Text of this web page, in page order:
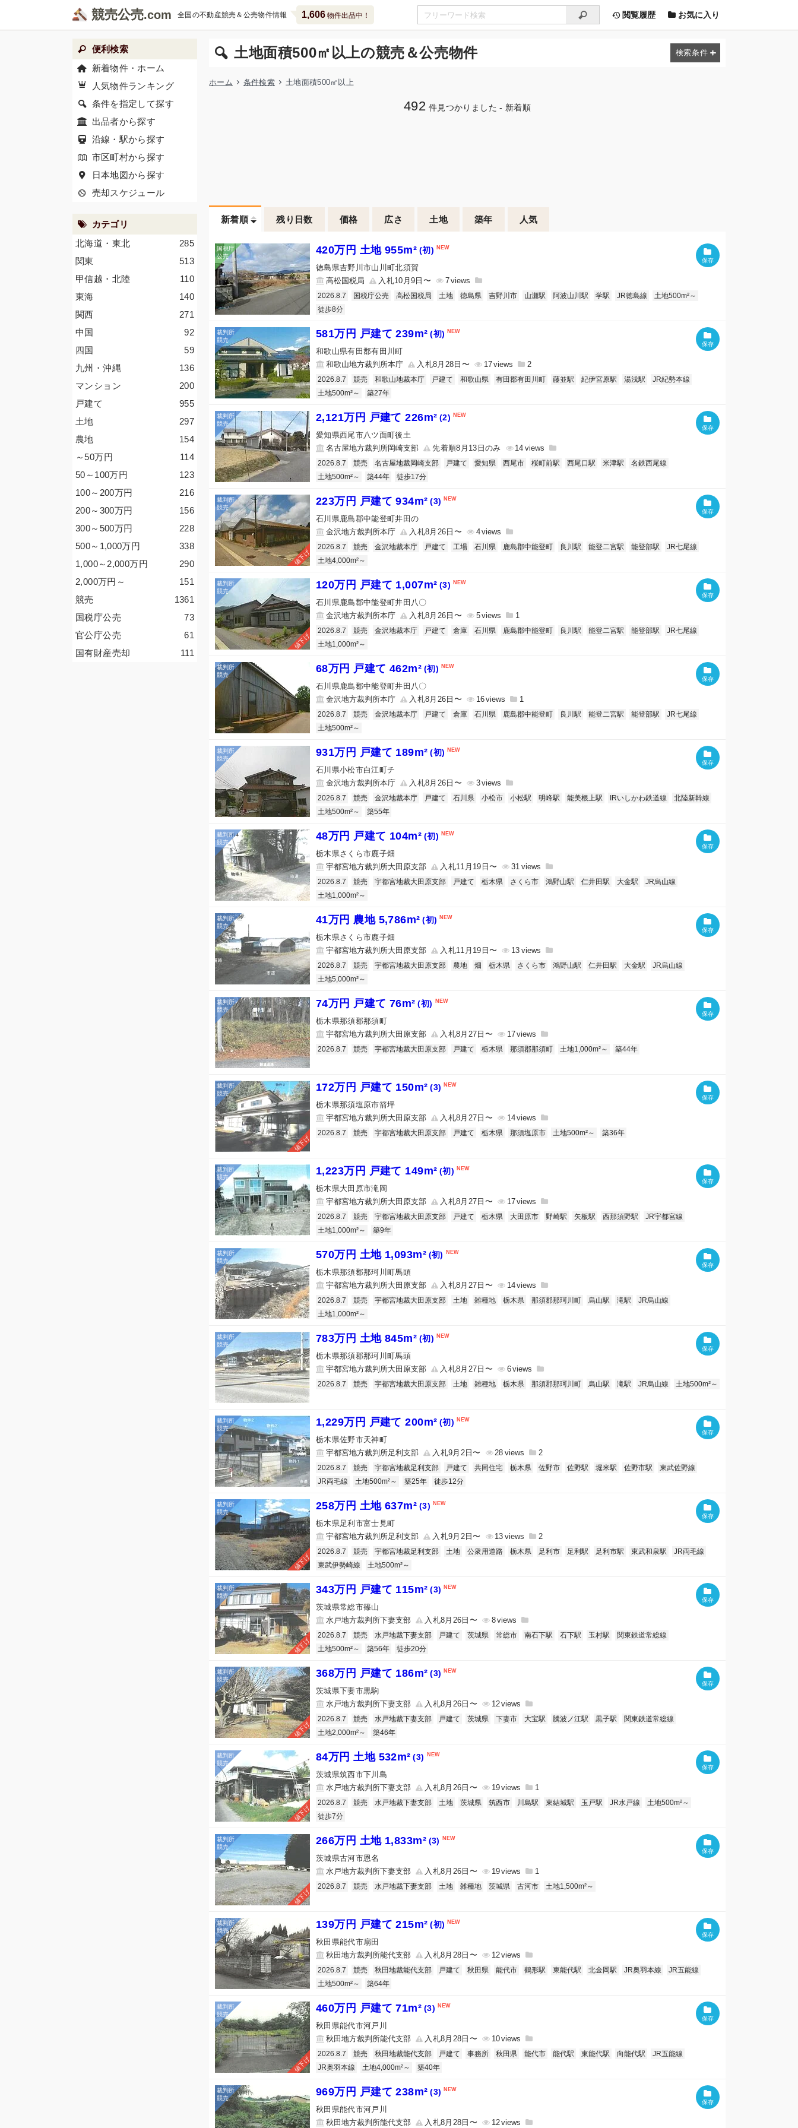
競売公売 全国の不動産競売＆公売物件情報 1,606物件出品中！ 閲覧履歴 お気に入り
土地面積500㎡以上の競売＆公売物件
ホーム 条件検索 土地面積500㎡以上
492 件見つかりました - 新着順
新着順 残り日数 価格 広さ 土地 築年 人気
420万円 土地 955m² (初)
徳島県吉野川市山川町北須賀
高松国税局
入札10月9日〜 7
2026.8.7 国税庁公売 高松国税局 土地 徳島県 吉野川市 山瀬駅 阿波山川駅 学駅 JR徳島線
土地500m²～
徒歩8分
581万円 戸建て 239m² (初)
和歌山県有田郡有田川町
和歌山地方裁判所本庁
入札8月28日〜 17 2
2026.8.7 競売 和歌山地裁本庁 戸建て 和歌山県 有田郡有田川町 藤並駅 紀伊宮原駅 湯浅駅
JR紀勢本線
土地500m²～
築27年
2,121万円 戸建て 226m² (2)
愛知県西尾市八ツ面町後土
名古屋地方裁判所岡崎支部
先着順8月13日のみ 14
2026.8.7 競売 名古屋地裁岡崎支部 戸建て 愛知県 西尾市 桜町前駅 西尾口駅 米津駅
名鉄西尾線
土地500m²～
築44年 徒歩17分
値下げ
223万円 戸建て 934m² (3)
石川県鹿島郡中能登町井田の
金沢地方裁判所本庁
入札8月26日〜 4
2026.8.7 競売 金沢地裁本庁 戸建て 工場 石川県 鹿島郡中能登町 良川駅 能登二宮駅 能登部駅
JR七尾線
土地4,000m²～
値下げ
120万円 戸建て 1,007m² (3)
石川県鹿島郡中能登町井田八〇
金沢地方裁判所本庁
入札8月26日〜 5 1
2026.8.7 競売 金沢地裁本庁 戸建て 倉庫 石川県 鹿島郡中能登町 良川駅 能登二宮駅 能登部駅
JR七尾線
土地1,000m²～
68万円 戸建て 462m² (初)
石川県鹿島郡中能登町井田八〇
金沢地方裁判所本庁
入札8月26日〜 16 1
2026.8.7 競売 金沢地裁本庁 戸建て 倉庫 石川県 鹿島郡中能登町 良川駅 能登二宮駅 能登部駅
JR七尾線
土地500m²～
931万円 戸建て 189m² (初)
石川県小松市白江町チ
金沢地方裁判所本庁
入札8月26日〜 3
2026.8.7 競売 金沢地裁本庁 戸建て 石川県 小松市 小松駅 明峰駅 能美根上駅 IRいしかわ鉄道線
北陸新幹線
土地500m²～
築55年
48万円 戸建て 104m² (初)
栃木県さくら市鹿子畑
宇都宮地方裁判所大田原支部
入札11月19日〜 31
2026.8.7 競売 宇都宮地裁大田原支部 戸建て 栃木県 さくら市 鴻野山駅 仁井田駅 大金駅
JR烏山線
土地1,000m²～
41万円 農地 5,786m² (初)
栃木県さくら市鹿子畑
宇都宮地方裁判所大田原支部
入札11月19日〜 13
2026.8.7 競売 宇都宮地裁大田原支部 農地 畑 栃木県 さくら市 鴻野山駅 仁井田駅 大金駅
JR烏山線
土地5,000m²～
74万円 戸建て 76m² (初)
栃木県那須郡那須町
宇都宮地方裁判所大田原支部
入札8月27日〜 17
2026.8.7 競売 宇都宮地裁大田原支部 戸建て 栃木県 那須郡那須町 土地1,000m²～ 築44年
値下げ
172万円 戸建て 150m² (3)
栃木県那須塩原市箭坪
宇都宮地方裁判所大田原支部
入札8月27日〜 14
2026.8.7 競売 宇都宮地裁大田原支部 戸建て 栃木県 那須塩原市 土地500m²～ 築36年
1,223万円 戸建て 149m² (初)
栃木県大田原市滝岡
宇都宮地方裁判所大田原支部
入札8月27日〜 17
2026.8.7 競売 宇都宮地裁大田原支部 戸建て 栃木県 大田原市 野崎駅 矢板駅 西那須野駅
JR宇都宮線
土地1,000m²～
築9年
570万円 土地 1,093m² (初)
栃木県那須郡那珂川町馬頭
宇都宮地方裁判所大田原支部
入札8月27日〜 14
2026.8.7 競売 宇都宮地裁大田原支部 土地 雑種地 栃木県 那須郡那珂川町 烏山駅 滝駅
JR烏山線
土地1,000m²～
783万円 土地 845m² (初)
栃木県那須郡那珂川町馬頭
宇都宮地方裁判所大田原支部
入札8月27日〜 6
2026.8.7 競売 宇都宮地裁大田原支部 土地 雑種地 栃木県 那須郡那珂川町 烏山駅 滝駅 JR烏山線 土地500m²～
1,229万円 戸建て 200m² (初)
栃木県佐野市天神町
宇都宮地方裁判所足利支部
入札9月2日〜 28 2
2026.8.7 競売 宇都宮地裁足利支部 戸建て 共同住宅 栃木県 佐野市 佐野駅 堀米駅 佐野市駅
東武佐野線
JR両毛線
土地500m²～ 築25年 徒歩12分
値下げ
258万円 土地 637m² (3)
栃木県足利市富士見町
宇都宮地方裁判所足利支部
入札9月2日〜 13 2
2026.8.7 競売 宇都宮地裁足利支部 土地 公衆用道路 栃木県 足利市 足利駅 足利市駅 東武和泉駅
JR両毛線
東武伊勢崎線
土地500m²～
値下げ
343万円 戸建て 115m² (3)
茨城県常総市篠山
水戸地方裁判所下妻支部
入札8月26日〜 8
2026.8.7 競売 水戸地裁下妻支部 戸建て 茨城県 常総市 南石下駅 石下駅 玉村駅
関東鉄道常総線
土地500m²～
築56年 徒歩20分
値下げ
368万円 戸建て 186m² (3)
茨城県下妻市黒駒
水戸地方裁判所下妻支部
入札8月26日〜 12
2026.8.7 競売 水戸地裁下妻支部 戸建て 茨城県 下妻市 大宝駅 騰波ノ江駅 黒子駅
関東鉄道常総線
土地2,000m²～
築46年
値下げ
84万円 土地 532m² (3)
茨城県筑西市下川島
水戸地方裁判所下妻支部
入札8月26日〜 19 1
2026.8.7 競売 水戸地裁下妻支部 土地 茨城県 筑西市 川島駅 東結城駅 玉戸駅 JR水戸線
土地500m²～
徒歩7分
値下げ
266万円 土地 1,833m² (3)
茨城県古河市恩名
水戸地方裁判所下妻支部
入札8月26日〜 19 1
2026.8.7 競売 水戸地裁下妻支部 土地 雑種地 茨城県 古河市 土地1,500m²～
139万円 戸建て 215m² (初)
秋田県能代市扇田
秋田地方裁判所能代支部
入札8月28日〜 12
2026.8.7 競売 秋田地裁能代支部 戸建て 秋田県 能代市 鶴形駅 東能代駅 北金岡駅 JR奥羽本線
JR五能線
土地500m²～
築64年
値下げ
460万円 戸建て 71m² (3)
秋田県能代市河戸川
秋田地方裁判所能代支部
入札8月28日〜 10
2026.8.7 競売 秋田地裁能代支部 戸建て 事務所 秋田県 能代市 能代駅 東能代駅 向能代駅
JR五能線
JR奥羽本線
土地4,000m²～ 築40年
969万円 戸建て 238m² (3)
秋田県能代市河戸川
秋田地方裁判所能代支部
入札8月28日〜 12
便利検索
新着物件・ホーム
人気物件ランキング
条件を指定して探す
出品者から探す
沿線・駅から探す
市区町村から探す
日本地図から探す
売却スケジュール
カテゴリ
285
北海道・東北
513
関東
110
甲信越・北陸
140
東海
271
関西
92
中国
59
四国
136
九州・沖縄
200
マンション
955
戸建て
297
土地
154
農地
114
～50万円
123
50～100万円
216
100～200万円
156
200～300万円
228
300～500万円
338
500～1,000万円
290
1,000～2,000万円
151
2,000万円 ～
1361
競売
73
国税庁公売
61
官公庁公売
111
国有財産売却